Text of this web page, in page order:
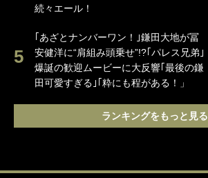
続々エール！
｢あざとナンバーワン！｣鎌田大地が冨
安健洋に“肩組み頭乗せ”!?｢パレス兄弟｣
爆誕の歓迎ムービーに大反響｢最後の鎌
田可愛すぎる｣｢粋にも程がある！」
ランキングをもっと見る